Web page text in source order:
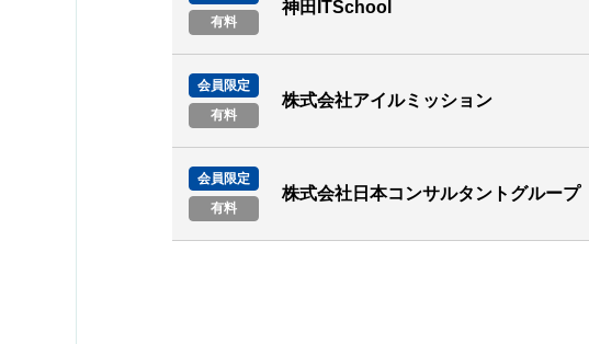
有料
神田ITSchool
会員限定
有料
株式会社アイルミッション
会員限定
有料
株式会社日本コンサルタントグループ